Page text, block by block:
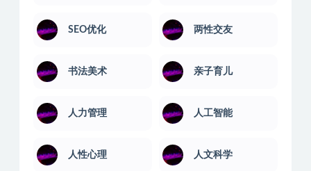
SEO优化 两性交友
书法美术 亲子育儿
人力管理 人工智能
人性心理 人文科学